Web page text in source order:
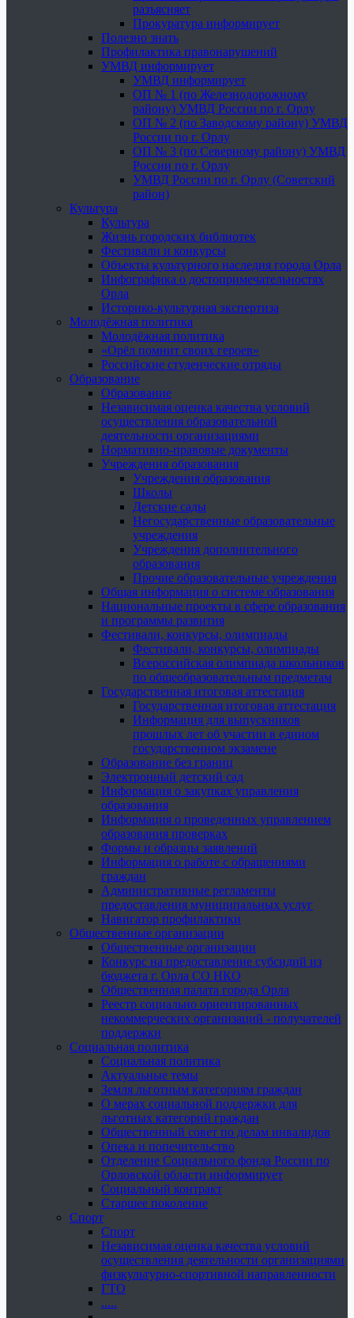
разъясняет
Прокуратура информирует
Полезно знать
Профилактика правонарушений
УМВД информирует
УМВД информирует
ОП № 1 (по Железнодорожному
району) УМВД России по г. Орлу
ОП № 2 (по Заводскому району) УМВД
России по г. Орлу
ОП № 3 (по Северному району) УМВД
России по г. Орлу
УМВД России по г. Орлу (Советский
район)
Культура
Культура
Жизнь городских библиотек
Фестивали и конкурсы
Объекты культурного наследия города Орла
Инфографика о достопримечательностях
Орла
Историко-культурная экспертиза
Молодёжная политика
Молодёжная политика
«Орёл помнит своих героев»
Российские студенческие отряды
Образование
Образование
Независимая оценка качества условий
осуществления образовательной
деятельности организациями
Нормативно-правовые документы
Учреждения образования
Учреждения образования
Школы
Детские сады
Негосударственные образовательные
учреждения
Учреждения дополнительного
образования
Прочие образовательные учреждения
Общая информация о системе образования
Национальные проекты в сфере образования
и программы развития
Фестивали, конкурсы, олимпиады
Фестивали, конкурсы, олимпиады
Всероссийская олимпиада школьников
по общеобразовательным предметам
Государственная итоговая аттестация
Государственная итоговая аттестация
Информация для выпускников
прошлых лет об участии в едином
государственном экзамене
Образование без границ
Электронный детский сад
Информация о закупках управления
образования
Информация о проведенных управлением
образования проверках
Формы и образцы заявлений
Информация о работе с обращениями
граждан
Административные регламенты
предоставления муниципальных услуг
Навигатор профилактики
Общественные организации
Общественные организации
Конкурс на предоставление субсидий из
бюджета г. Орла СО НКО
Общественная палата города Орла
Реестр социально ориентированных
некоммерческих организаций - получателей
поддержки
Социальная политика
Социальная политика
Актуальные темы
Земля льготным категориям граждан
О мерах социальной поддержки для
льготных категорий граждан
Общественный совет по делам инвалидов
Опека и попечительство
Отделение Социального фонда России по
Орловской области информирует
Социальный контракт
Старшее поколение
Спорт
Спорт
Независимая оценка качества условий
осуществления деятельности организациями
физкультурно-спортивной направленности
ГТО
.....